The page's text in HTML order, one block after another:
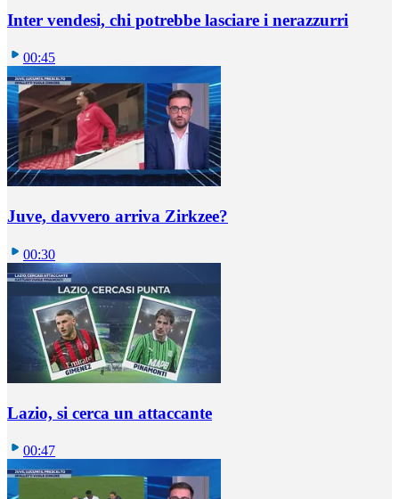
Inter vendesi, chi potrebbe lasciare i nerazzurri
00:45
Juve, davvero arriva Zirkzee?
00:30
Lazio, si cerca un attaccante
00:47